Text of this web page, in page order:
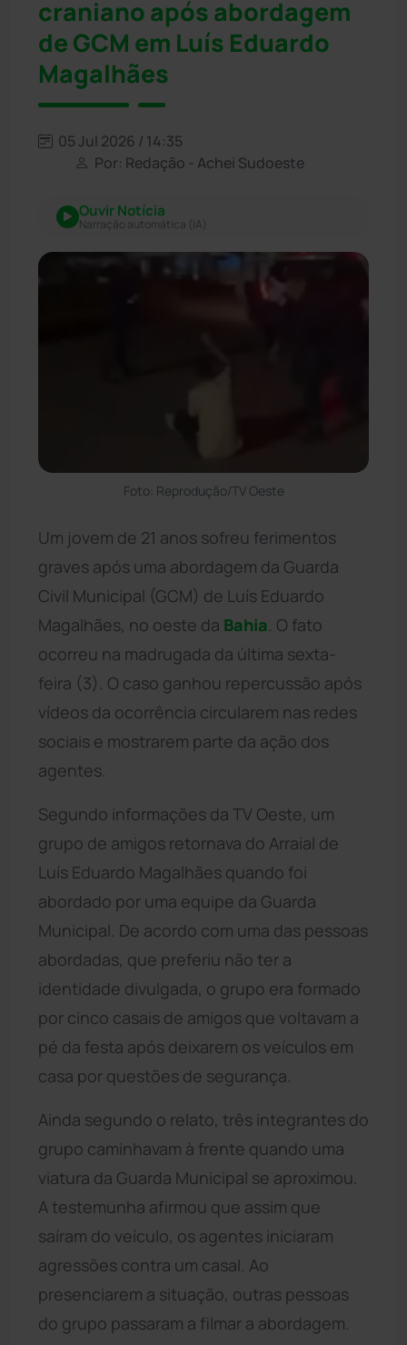
craniano após abordagem
de GCM em Luís Eduardo
Magalhães
05 Jul 2026 / 14:35
Por: Redação - Achei Sudoeste
Ouvir Notícia
Narração automática (IA)
Foto: Reprodução/TV Oeste
Um jovem de 21 anos sofreu ferimentos
graves após uma abordagem da Guarda
Civil Municipal (GCM) de Luís Eduardo
Magalhães, no oeste da Bahia . O fato
ocorreu na madrugada da última sexta-
feira (3). O caso ganhou repercussão após
vídeos da ocorrência circularem nas redes
sociais e mostrarem parte da ação dos
agentes.
Segundo informações da TV Oeste, um
grupo de amigos retornava do Arraial de
Luís Eduardo Magalhães quando foi
abordado por uma equipe da Guarda
Municipal. De acordo com uma das pessoas
abordadas, que preferiu não ter a
identidade divulgada, o grupo era formado
por cinco casais de amigos que voltavam a
pé da festa após deixarem os veículos em
casa por questões de segurança.
Ainda segundo o relato, três integrantes do
grupo caminhavam à frente quando uma
viatura da Guarda Municipal se aproximou.
A testemunha afirmou que assim que
saíram do veículo, os agentes iniciaram
agressões contra um casal. Ao
presenciarem a situação, outras pessoas
do grupo passaram a filmar a abordagem.